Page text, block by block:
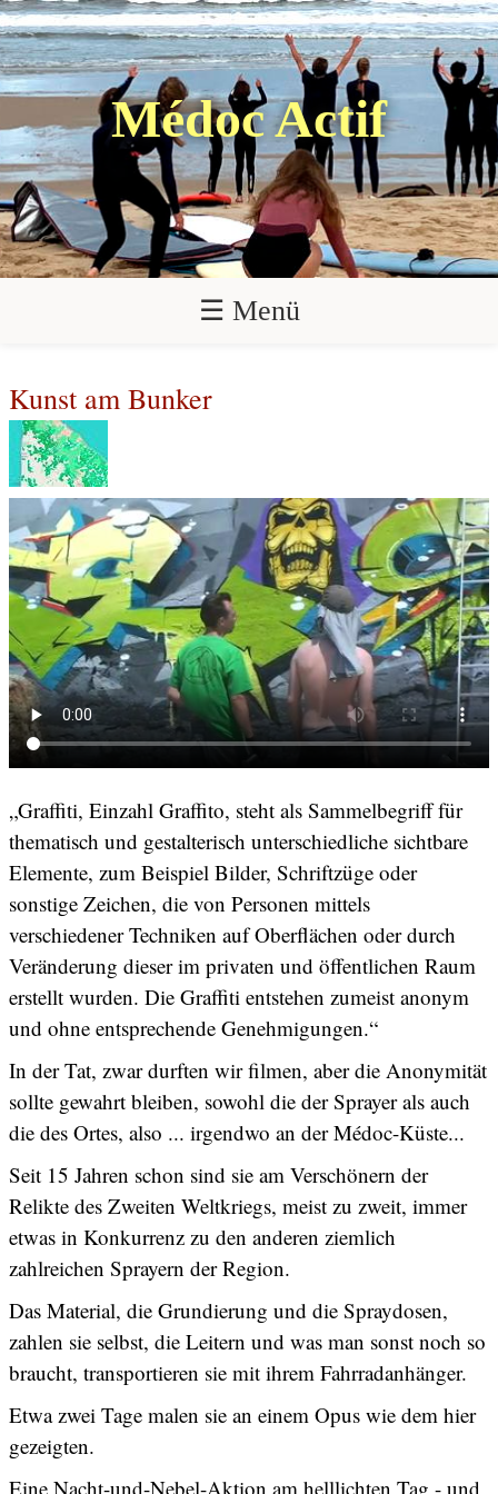
Médoc Actif
☰ Menü
Kunst am Bunker
„Graffiti, Einzahl Graffito, steht als Sammelbegriff für
thematisch und gestalterisch unterschiedliche sichtbare
Elemente, zum Beispiel Bilder, Schriftzüge oder
sonstige Zeichen, die von Personen mittels
verschiedener Techniken auf Oberflächen oder durch
Veränderung dieser im privaten und öffentlichen Raum
erstellt wurden. Die Graffiti entstehen zumeist anonym
und ohne entsprechende Genehmigungen.“
In der Tat, zwar durften wir filmen, aber die Anonymität
sollte gewahrt bleiben, sowohl die der Sprayer als auch
die des Ortes, also ... irgendwo an der Médoc-Küste...
Seit 15 Jahren schon sind sie am Verschönern der
Relikte des Zweiten Weltkriegs, meist zu zweit, immer
etwas in Konkurrenz zu den anderen ziemlich
zahlreichen Sprayern der Region.
Das Material, die Grundierung und die Spraydosen,
zahlen sie selbst, die Leitern und was man sonst noch so
braucht, transportieren sie mit ihrem Fahrradanhänger.
Etwa zwei Tage malen sie an einem Opus wie dem hier
gezeigten.
Eine Nacht-und-Nebel-Aktion am helllichten Tag - und